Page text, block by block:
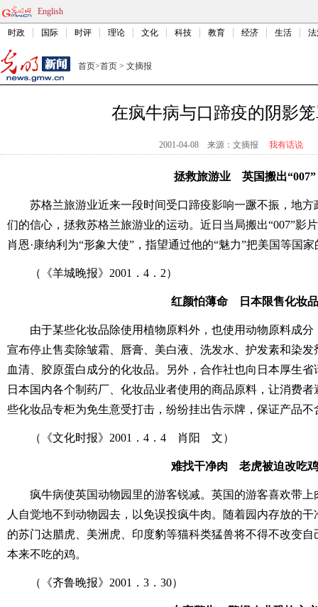
English
时政 国际 时评 理论 文化 科技 教育 经济 生活
首页>首页 > 文摘报
在疯牛病与口蹄疫的阴影
2001-04-08 来源：文摘报 我有话说
拯救旅游业 英国搬出“007”
苏格兰旅游业近来一段时间受口蹄疫影响一蹶不振，地
们的信心，拯救苏格兰旅游业的运动。近日当局搬出“007”影
肖恩·康纳利为“形象大使”，指望通过他的“魅力”把美国等国
（《羊城晚报》2001．4．2）
红颜怕薄命 日本限售化妆品
由于某些化妆品除使用植物原料外，也使用动物原料成
宣布停止售卖除皱霜、唇膏、美白液、洗发水、护发素和染发
血清、胶原蛋白成分的化妆品。另外，合作社也向日本厚生
日本国内各个制药厂、化妆品业者使用的商品原料，让消费
些化妆品专柜为免生意受打击，纷纷挂出告示牌，保证产品不
（《文化时报》2001．4．4 肖阳 文）
难找干净肉 老虎被迫改吃鸡
疯牛病使英国动物园里的游客锐减。英国的游客喜欢带
人自觉地不到动物园去，以免误投疯牛肉。随着园内存放的
的苏门达腊虎、美洲虎、印度豹等猫科类猛兽将不得不改变
本来不吃的鸡。
（《齐鲁晚报》2001．3．30）